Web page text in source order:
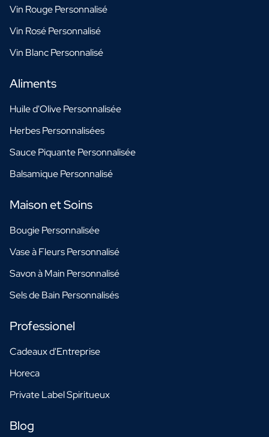
Vin Rouge Personnalisé
Vin Rosé Personnalisé
Vin Blanc Personnalisé
Aliments
Huile d'Olive Personnalisée
Herbes Personnalisées
Sauce Piquante Personnalisée
Balsamique Personnalisé
Maison et Soins
Bougie Personnalisée
Vase à Fleurs Personnalisé
Savon à Main Personnalisé
Sels de Bain Personnalisés
Professionel
Cadeaux d'Entreprise
Horeca
Private Label Spiritueux
Blog